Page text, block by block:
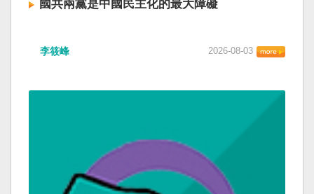
國共兩黨是中國民主化的最大障礙
李筱峰 2026-08-03